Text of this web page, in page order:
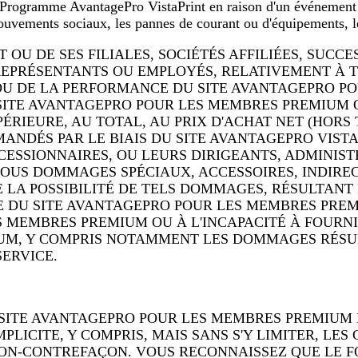
AvantagePro VistaPrint en raison d'un
sociaux, les pannes de courant ou d'équipements,
DE SES FILIALES, SOCIÉTÉS AFFILIÉES,
OU EMPLOYÉS, RELATIVEMENT À
DE LA PERFORMANCE DU SITE AVANTAGEPRO
AVANTAGEPRO POUR LES MEMBRES
AU TOTAL, AU PRIX D'ACHAT NET
PAR LE BIAIS DU SITE AVANTAGEPRO
OU LEURS DIRIGEANTS,
DOMMAGES SPÉCIAUX, ACCESSOIRES,
POSSIBILITÉ DE TELS DOMMAGES,
SITE AVANTAGEPRO POUR LES MEMBRES
PREMIUM OU À L'INCAPACITÉ À
Y COMPRIS NOTAMMENT LES DOMMAGES
AVANTAGEPRO POUR LES MEMBRES
Y COMPRIS, MAIS SANS S'Y LIMITER,
CONTREFAÇON. VOUS RECONNAISSEZ QUE LE